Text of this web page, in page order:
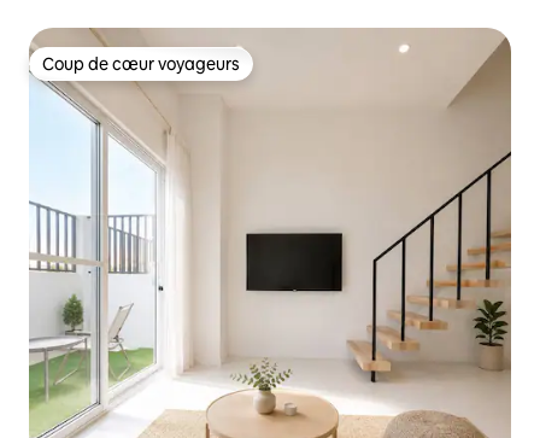
Coup de cœur voyageurs
Coup de cœur voyageurs